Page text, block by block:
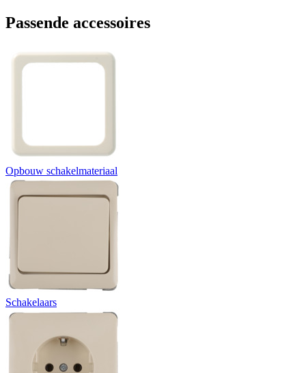
Passende accessoires
Opbouw schakelmateriaal
Schakelaars